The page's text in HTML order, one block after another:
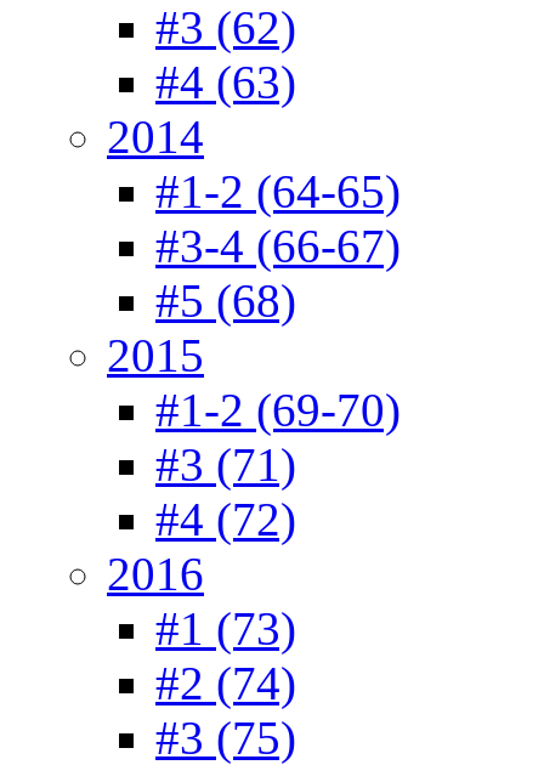
#3 (62)
#4 (63)
2014
#1-2 (64-65)
#3-4 (66-67)
#5 (68)
2015
#1-2 (69-70)
#3 (71)
#4 (72)
2016
#1 (73)
#2 (74)
#3 (75)